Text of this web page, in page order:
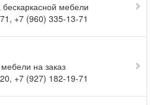
мебели
+7 (960) 335-13-71
на заказ
+7 (927) 182-19-71